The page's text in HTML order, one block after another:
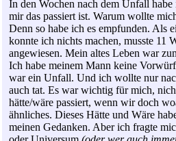
In den Wochen nach dem Unfall
mir das passiert ist. Warum wollte
Denn so habe ich es empfunden. Als
konnte ich nichts machen, musste 11
angewiesen. Mein altes Leben war
Ich habe meinem Mann keine
war ein Unfall. Und ich wollte nur
auch tat. Es war wichtig für mich,
hätte/wäre passiert, wenn wir doch
ähnliches. Dieses Hätte und Wäre
meinen Gedanken. Aber ich fragte